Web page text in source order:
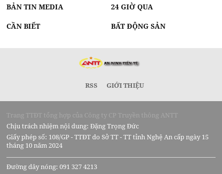
BẢN TIN MEDIA 24 GIỜ QUA
CẦN BIẾT BẤT ĐỘNG SẢN
RSS GIỚI THIỆU
Trang TTĐT tổng hợp của Công ty CP Truyền thông ANTT
Chịu trách nhiệm nội dung: Đặng Trọng Đức
Giấy phép số: 108/GP - TTĐT do Sở TT - TT tỉnh Nghệ An cấp ngày 15
tháng 10 năm 2024
Đường dây nóng: 091 327 4213